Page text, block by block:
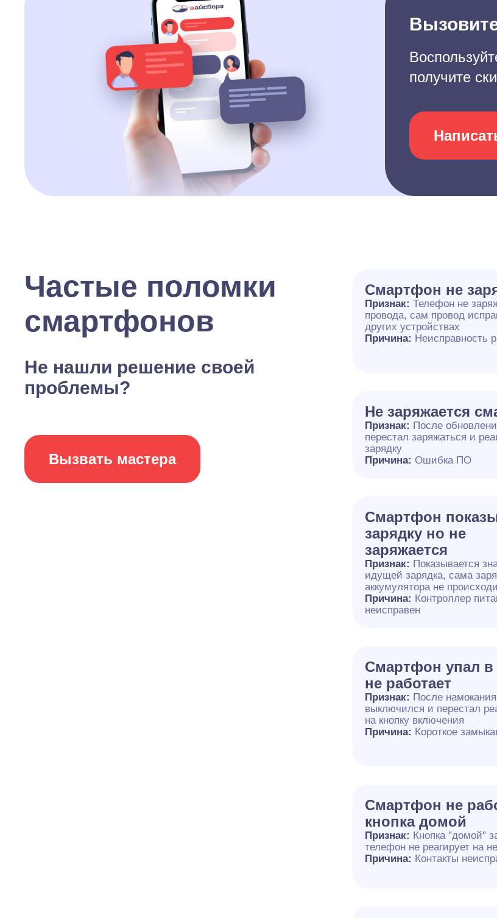
получите
Частые поломки
смартфонов
Не нашли решение своей
проблемы?
Вызвать мастера
Смартфон не
Признак:Телефон не
провода, сам провод
других устройствах
Причина: Неисправность
Не заряжается
Признак: После
перестал заряжаться и
зарядку
Причина: Ошибка ПО
Смартфон
зарядку но не
заряжается
Признак: Показывается
идущей зарядка, сама
аккумулятора не
Причина: Контроллер
неисправен
Смартфон упал в
не работает
Признак: После
выключился и перестал
на кнопку включения
Причина: Короткое
Смартфон не
кнопка домой
Признак: Кнопка "домой"
телефон не реагирует на
Причина: Контакты